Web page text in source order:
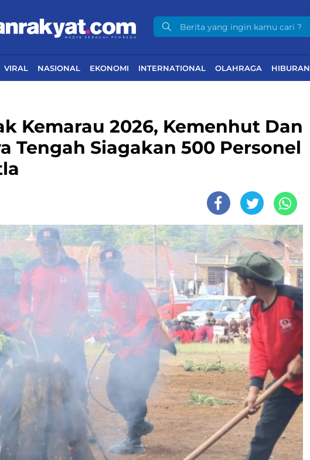
VIRAL NASIONAL EKONOMI INTERNATIONAL OLAHRAGA HIBURAN
Kemarau 2026, Kemenhut Dan
Tengah Siagakan 500 Personel